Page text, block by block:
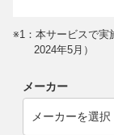
※1：本サービスで実
2024年5月）
メーカー